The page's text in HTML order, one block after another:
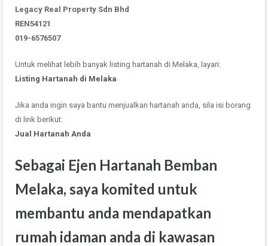
Legacy Real Property Sdn Bhd
REN54121
019-6576507
Untuk melihat lebih banyak listing hartanah di Melaka, layari:
Listing Hartanah di Melaka
Jika anda ingin saya bantu menjualkan hartanah anda, sila isi borang
di link berikut:
Jual Hartanah Anda
Sebagai Ejen Hartanah Bemban
Melaka, saya komited untuk
membantu anda mendapatkan
rumah idaman anda di kawasan